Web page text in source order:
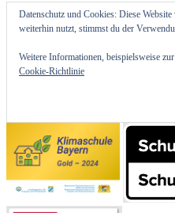
Datenschutz und Cookies: Diese
weiterhin nutzt, stimmst du der
Weitere Informationen, beispielsweise
Cookie-Richtlinie